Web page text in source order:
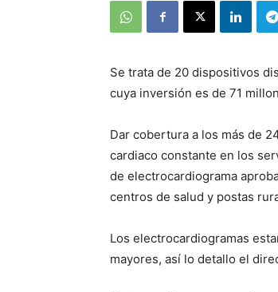
Se trata de 20 dispositivos
cuya inversión es de 71
Dar cobertura a los más de
cardiaco constante en los
de electrocardiograma
centros de salud y postas
Los electrocardiogramas
mayores, así lo detallo el